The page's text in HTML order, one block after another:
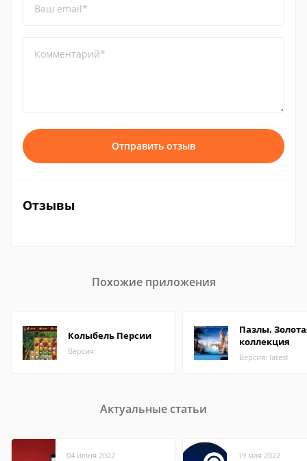
Ваш email*
Комментарий*
Отправить отзыв
Отзывы
Похожие приложения
Колыбель Персии
Версия:
Пазлы.
коллекция
Версия: latest
Актуальные статьи
04 июня 2022 19 мая 2022